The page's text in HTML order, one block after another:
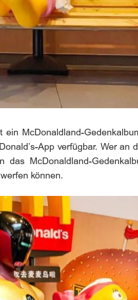
McDonaldland-
App verfügbar. Wer an
McDonaldland-
können.